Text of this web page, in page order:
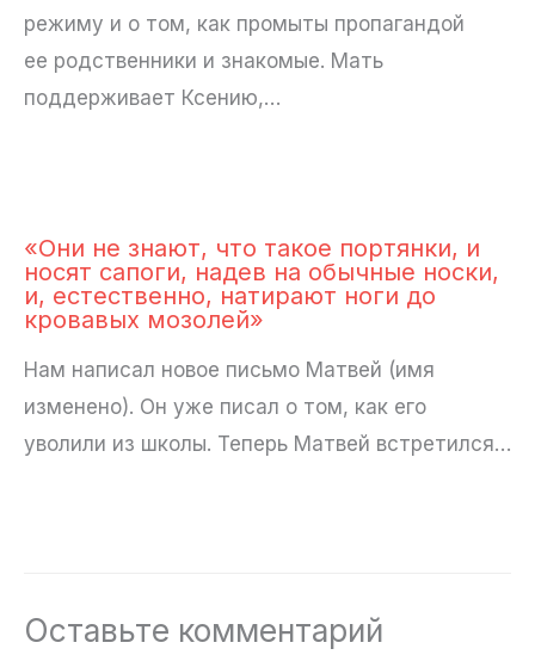
режиму и о том, как промыты пропагандой
ее родственники и знакомые. Мать
поддерживает Ксению,…
«Они не знают, что такое портянки, и
носят сапоги, надев на обычные носки,
и, естественно, натирают ноги до
кровавых мозолей»
Нам написал новое письмо Матвей (имя
изменено). Он уже писал о том, как его
уволили из школы. Теперь Матвей встретился…
Оставьте комментарий